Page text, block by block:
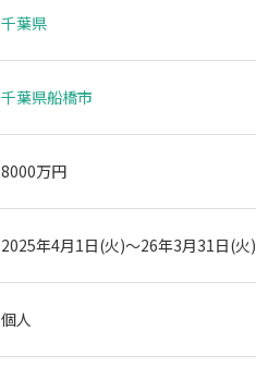
千葉県
千葉県船橋市
8000万円
2025年4月1日(火)〜26年3月31日(火)
個人